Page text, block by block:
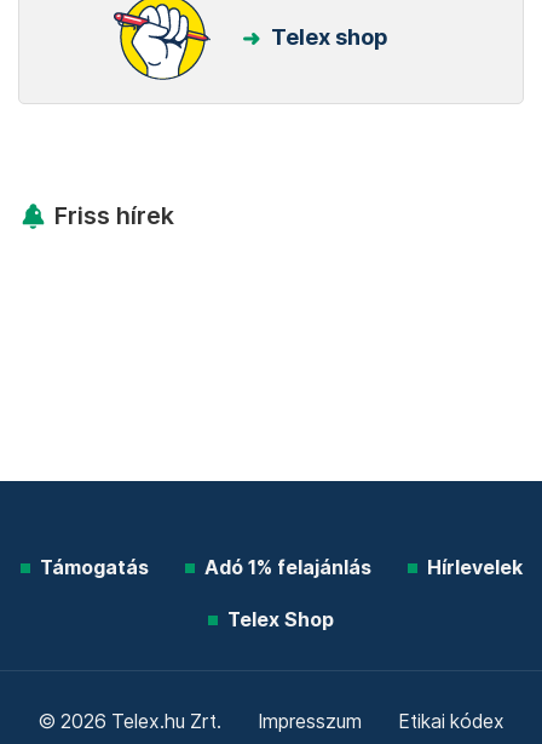
Telex shop
Friss hírek
Támogatás Adó 1% felajánlás Hírlevelek
Telex Shop
© 2026 Telex.hu Zrt. Impresszum Etikai kódex